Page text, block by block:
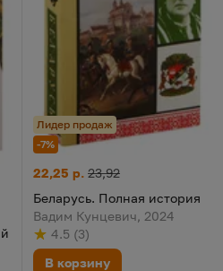
для путешествий
Лидер продаж
-7%
Беларусь. Полная история
Цена:
22,25 р.
Старая цена:
23,92
Беларусь. Полная история
Вадим Кунцевич, 2024
Рейтинг
4.5
из 5 (
по результату
3
голосов )
В корзину